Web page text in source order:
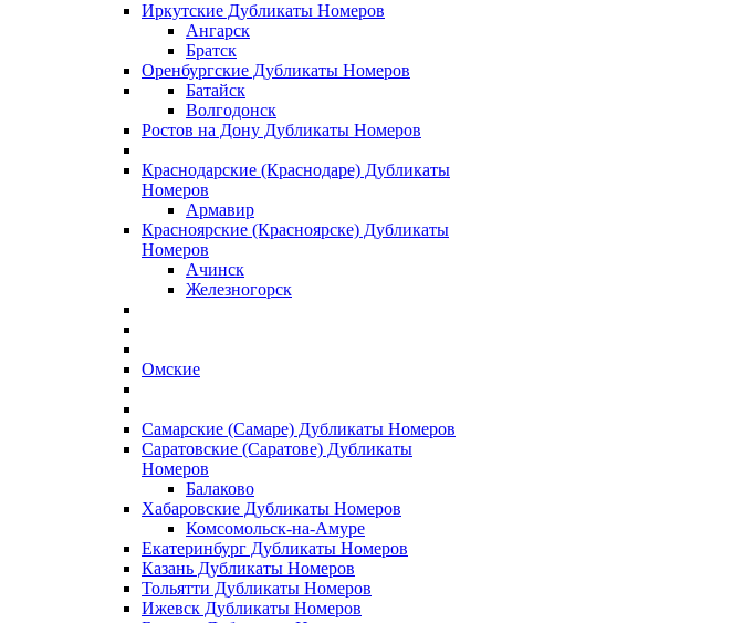
Иркутские Дубликаты Номеров
Ангарск
Братск
Оренбургские Дубликаты Номеров
Батайск
Волгодонск
Ростов на Дону Дубликаты Номеров
Краснодарские (Краснодаре) Дубликаты
Номеров
Армавир
Красноярские (Красноярске) Дубликаты
Номеров
Ачинск
Железногорск
Омские
Самарские (Самаре) Дубликаты Номеров
Саратовские (Саратове) Дубликаты
Номеров
Балаково
Хабаровские Дубликаты Номеров
Комсомольск-на-Амуре
Екатеринбург Дубликаты Номеров
Казань Дубликаты Номеров
Тольятти Дубликаты Номеров
Ижевск Дубликаты Номеров